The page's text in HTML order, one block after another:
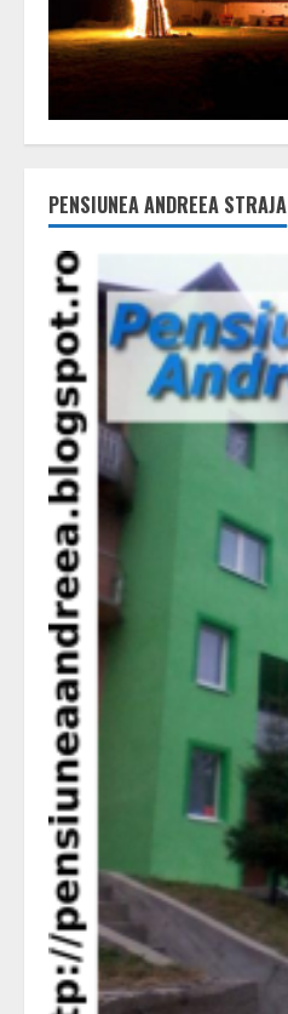
PENSIUNEA ANDREEA STRAJA